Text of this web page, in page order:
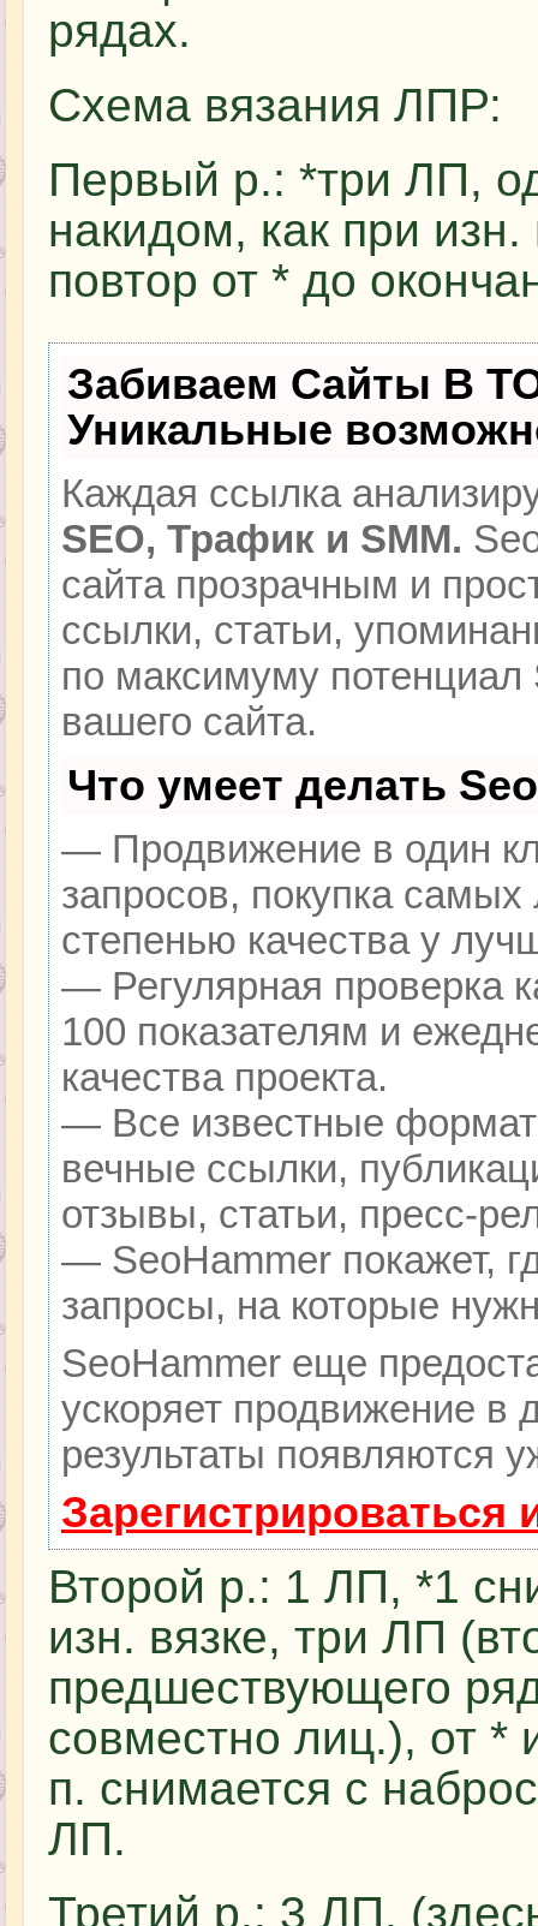
рядах.
Схема вязания ЛПР:
Первый р.: *три ЛП,
накидом, как при
повтор от * до
Забиваем Сайты В
Уникальные
Каждая ссылка
SEO, Трафик и SMM.
сайта прозрачным и
ссылки, статьи,
по максимуму
вашего сайта.
Что умеет делать
— Продвижение в один
запросов, покупка
степенью качества у
— Регулярная проверка
100 показателям и
качества проекта.
— Все известные
вечные ссылки,
отзывы, статьи, пресс-
— SeoHammer покажет,
запросы, на которые
SeoHammer еще
ускоряет продвижение в
результаты появляются
Второй р.: 1 ЛП, *1
изн. вязке, три ЛП
предшествующего
совместно лиц.), от *
п. снимается с
ЛП.
Третий р.: 3 ЛП,